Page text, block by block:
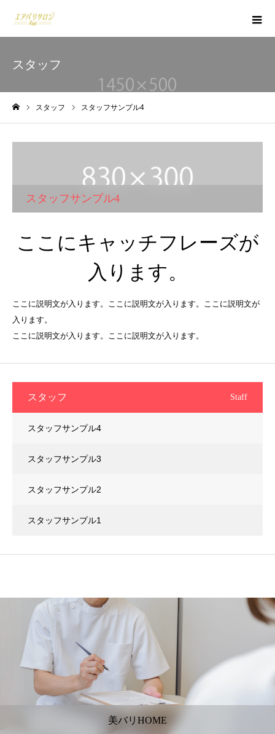
スタッフ
スタッフ スタッフサンプル4
スタッフサンプル4
ここにキャッチフレーズが
入ります。
ここに説明文が入ります。ここに説明文が入ります。ここに説明文が
入ります。
ここに説明文が入ります。ここに説明文が入ります。
スタッフ Staff
スタッフサンプル4
スタッフサンプル3
スタッフサンプル2
スタッフサンプル1
美バリHOME